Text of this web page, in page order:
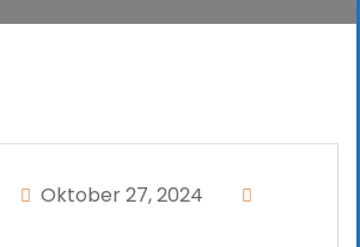
Oktober 27, 2024